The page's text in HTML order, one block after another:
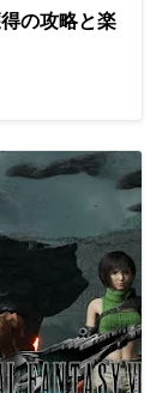
の攻略と楽